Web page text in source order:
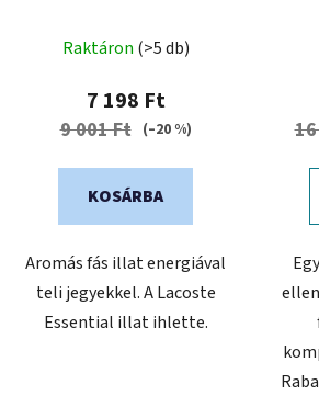
Raktáron (>5 db)
7 198 Ft
9 001 Ft (–20 %)
KOSÁRBA
Aromás fás illat energiával
teli jegyekkel. A Lacoste
Essential illat ihlette.